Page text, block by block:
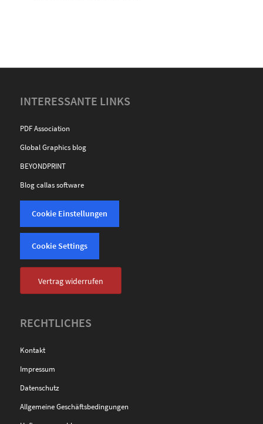
INTERESSANTE LINKS
PDF Association
Global Graphics blog
BEYONDPRINT
Blog callas software
Cookie Einstellungen
Cookie Settings
Vertrag widerrufen
RECHTLICHES
Kontakt
Impressum
Datenschutz
Allgemeine Geschäftsbedingungen